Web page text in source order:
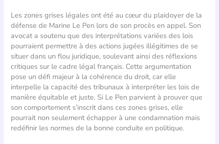
Les zones grises légales ont été au cœur du plaidoyer de la
défense de Marine Le Pen lors de son procès en appel. Son
avocat a soutenu que des interprétations variées des lois
pourraient permettre à des actions jugées illégitimes de se
situer dans un flou juridique, soulevant ainsi des réflexions
critiques sur le cadre légal français. Cette argumentation
pose un défi majeur à la cohérence du droit, car elle
interpelle la capacité des tribunaux à interpréter les lois de
manière équitable et juste. Si Le Pen parvient à prouver que
son comportement s’inscrit dans ces zones grises, elle
pourrait non seulement échapper à une condamnation mais
redéfinir les normes de la bonne conduite en politique.